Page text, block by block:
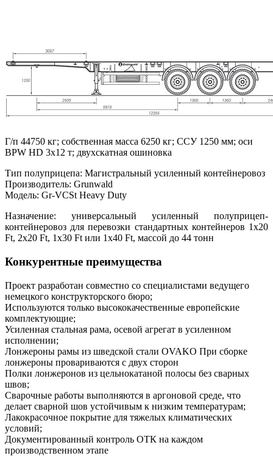
Г/п 44750 кг; собственная масса 6250 кг; ССУ 1250 мм; оси
BPW HD 3x12 т; двухскатная ошиновка
Тип полуприцепа: Магистральный усиленный контейнеровоз
Производитель: Grunwald
Модель: Gr-VCSt Heavy Duty
Назначение: универсальный усиленный полуприцеп-
контейнеровоз для перевозки стандартных контейнеров 1x20
Ft, 2x20 Ft, 1x30 Ft или 1x40 Ft, массой до 44 тонн
Конкурентные преимущества
Проект разработан совместно со специалистами ведущего
немецкого конструкторского бюро;
Используются только высококачественные европейские
комплектующие;
Усиленная стальная рама, осевой агрегат в усиленном
исполнении;
Лонжероны рамы из шведской стали OVAKO При сборке
лонжероны провариваются с двух сторон
Полки лонжеронов из цельнокатаной полосы без сварных
швов;
Сварочные работы выполняются в аргоновой среде, что
делает сварной шов устойчивым к низким температурам;
Лакокрасочное покрытие для тяжелых климатических
условий;
Документированный контроль ОТК на каждом
производственном этапе